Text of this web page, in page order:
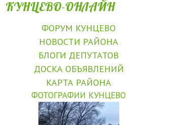
КУНЦЕВО-ОНЛАЙН
ФОРУМ КУНЦЕВО
НОВОСТИ РАЙОНА
БЛОГИ ДЕПУТАТОВ
ДОСКА ОБЪЯВЛЕНИЙ
КАРТА РАЙОНА
ФОТОГРАФИИ КУНЦЕВО